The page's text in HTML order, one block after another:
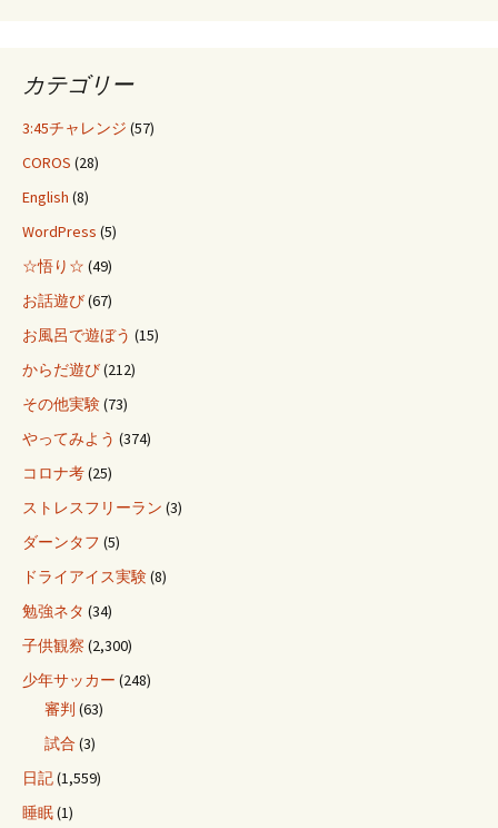
カテゴリー
3:45チャレンジ (57)
COROS (28)
English (8)
WordPress (5)
☆悟り☆ (49)
お話遊び(67)
お風呂で遊ぼう (15)
からだ遊び(212)
その他実験(73)
やってみよう (374)
コロナ考(25)
ストレスフリーラン (3)
ダーンタフ (5)
ドライアイス実験(8)
勉強ネタ (34)
子供観察 (2,300)
少年サッカー (248)
審判 (63)
試合 (3)
日記(1,559)
睡眠(1)